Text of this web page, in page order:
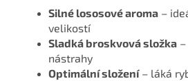
Silné lososové aroma –
velikostí
Sladká broskvová složka
nástrahy
Optimální složení– láká